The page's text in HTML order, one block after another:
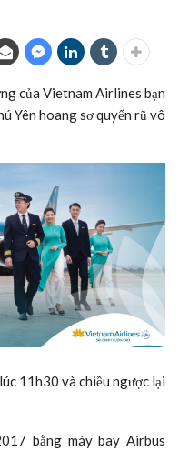
của Vietnam Airlines bạn
Yên hoang sơ quyến rũ vô
11h30 và chiều ngược lại
bằng máy bay Airbus